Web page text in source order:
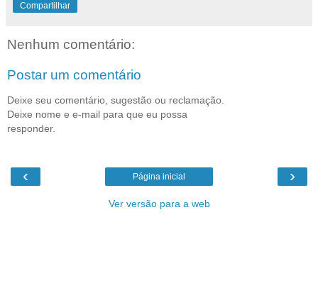
Compartilhar
Nenhum comentário:
Postar um comentário
Deixe seu comentário, sugestão ou reclamação.
Deixe nome e e-mail para que eu possa
responder.
‹ ›
Página inicial
Ver versão para a web